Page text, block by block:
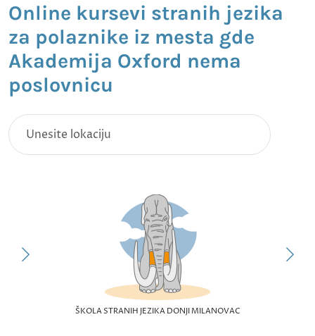
Online kursevi stranih jezika
za polaznike iz mesta gde
Akademija Oxford nema
poslovnicu
ŠKOLA STRANIH JEZIKA DONJI MILANOVAC